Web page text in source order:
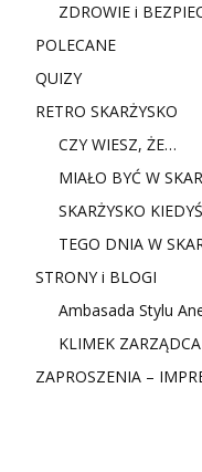
ZDROWIE i
POLECANE
QUIZY
RETRO SKARŻYSKO
CZY WIESZ, ŻE…
MIAŁO BYĆ W
SKARŻYSKO
TEGO DNIA W
STRONY i BLOGI
Ambasada Stylu
KLIMEK
ZAPROSZENIA –